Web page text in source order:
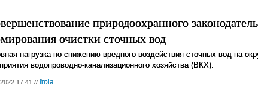
природоохранного
очистки сточных вод
нагрузка по снижению вредного воздействия сточных вод на
водопроводно-канализационного хозяйства (ВКХ).
17:41 // frola